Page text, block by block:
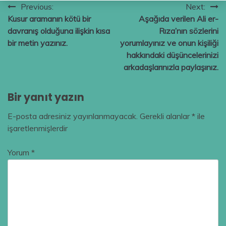
Yazı
gezinmesi
Previous:
Kusur aramanın kötü bir
davranış olduğuna ilişkin kısa
bir metin yazınız.
Next:
Aşağıda verilen Ali er-
Rıza’nın sözlerini
yorumlayınız ve onun kişiliği
hakkındaki düşüncelerinizi
arkadaşlarınızla paylaşınız.
Bir yanıt yazın
E-posta adresiniz yayınlanmayacak. Gerekli alanlar* ile
işaretlenmişlerdir
Yorum *